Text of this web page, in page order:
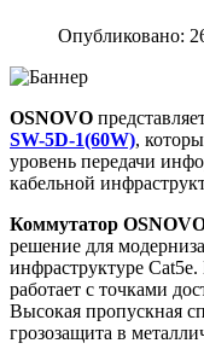
Опубликовано:
OSNOVO
SW-5D-1(60W),
уровень передачи
кабельной
Коммутатор
решение для
инфраструктуре
работает с точками
Высокая пропускная
грозозащита в